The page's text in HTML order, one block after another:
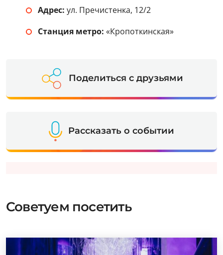
Адрес: ул. Пречистенка, 12/2
Станция метро: «Кропоткинская»
Поделиться с друзьями
Рассказать о событии
Советуем посетить